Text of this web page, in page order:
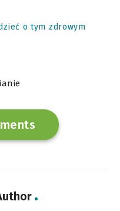
o tym zdrowym